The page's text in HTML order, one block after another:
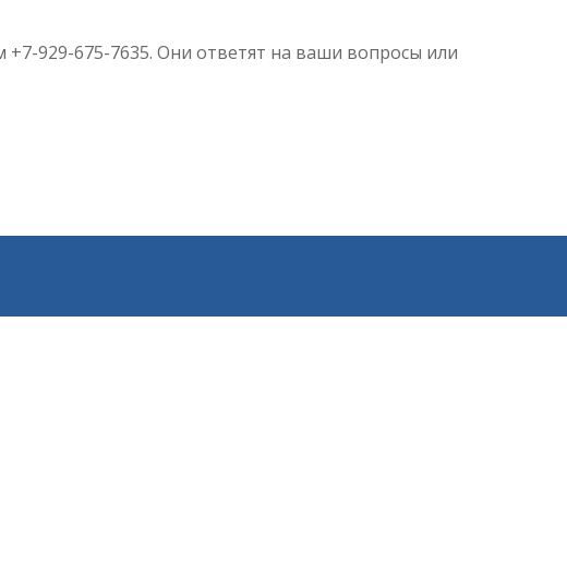
929-675-7635. Они ответят на ваши вопросы или